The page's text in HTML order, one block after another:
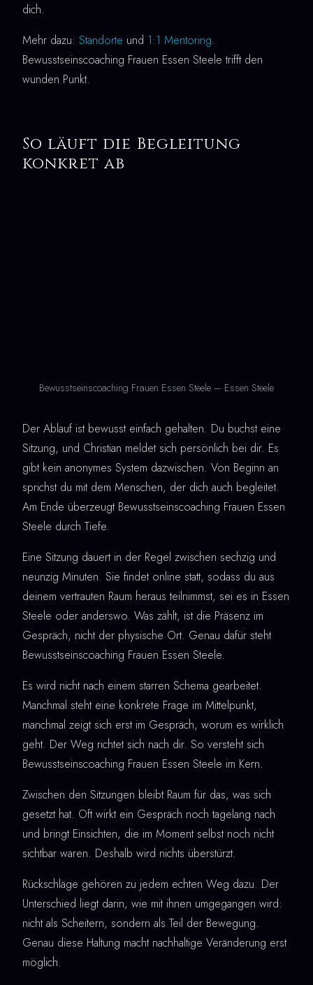
dich.
Mehr dazu: Standorte und 1:1 Mentoring.
Bewusstseinscoaching Frauen Essen Steele trifft den
wunden Punkt.
So läuft die Begleitung
konkret ab
Bewusstseinscoaching Frauen Essen Steele – Essen Steele
Der Ablauf ist bewusst einfach gehalten. Du buchst eine
Sitzung, und Christian meldet sich persönlich bei dir. Es
gibt kein anonymes System dazwischen. Von Beginn an
sprichst du mit dem Menschen, der dich auch begleitet.
Am Ende überzeugt Bewusstseinscoaching Frauen Essen
Steele durch Tiefe.
Eine Sitzung dauert in der Regel zwischen sechzig und
neunzig Minuten. Sie findet online statt, sodass du aus
deinem vertrauten Raum heraus teilnimmst, sei es in Essen
Steele oder anderswo. Was zählt, ist die Präsenz im
Gespräch, nicht der physische Ort. Genau dafür steht
Bewusstseinscoaching Frauen Essen Steele.
Es wird nicht nach einem starren Schema gearbeitet.
Manchmal steht eine konkrete Frage im Mittelpunkt,
manchmal zeigt sich erst im Gespräch, worum es wirklich
geht. Der Weg richtet sich nach dir. So versteht sich
Bewusstseinscoaching Frauen Essen Steele im Kern.
Zwischen den Sitzungen bleibt Raum für das, was sich
gesetzt hat. Oft wirkt ein Gespräch noch tagelang nach
und bringt Einsichten, die im Moment selbst noch nicht
sichtbar waren. Deshalb wird nichts überstürzt.
Rückschläge gehören zu jedem echten Weg dazu. Der
Unterschied liegt darin, wie mit ihnen umgegangen wird:
nicht als Scheitern, sondern als Teil der Bewegung.
Genau diese Haltung macht nachhaltige Veränderung erst
möglich.